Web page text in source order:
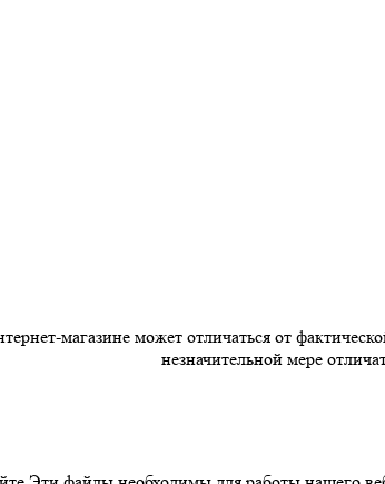
магазине может отличаться от
незначительной мере